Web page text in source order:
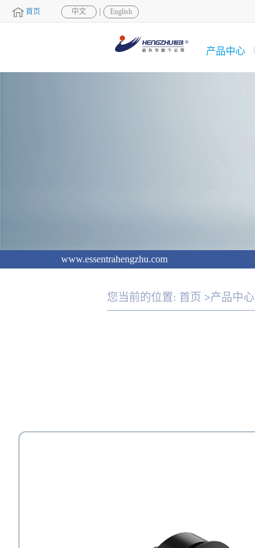
首页 中文 | English
产品中心
www.essentrahengzhu.com
您当前的位置: 首页 >产品中心